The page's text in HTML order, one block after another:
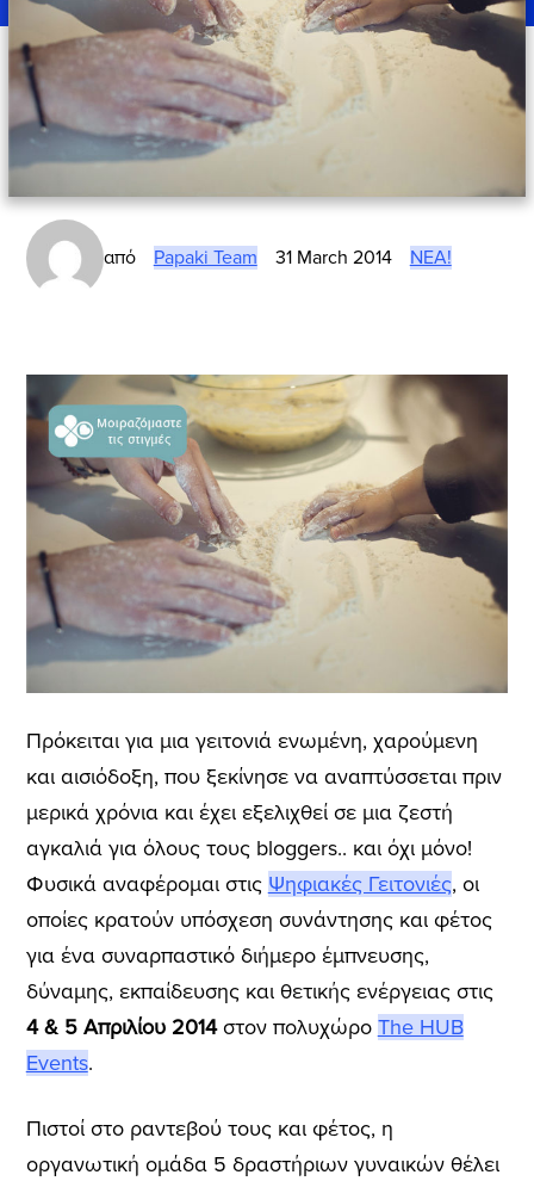
από Papaki Team 31 March 2014 ΝΈΑ!
Πρόκειται για μια γειτονιά ενωμένη, χαρούμενη
και αισιόδοξη, που ξεκίνησε να αναπτύσσεται πριν
μερικά χρόνια και έχει εξελιχθεί σε μια ζεστή
αγκαλιά για όλους τους bloggers.. και όχι μόνο!
Φυσικά αναφέρομαι στις Ψηφιακές Γειτονιές, οι
οποίες κρατούν υπόσχεση συνάντησης και φέτος
για ένα συναρπαστικό διήμερο έμπνευσης,
δύναμης, εκπαίδευσης και θετικής ενέργειας στις
4 & 5 Απριλίου 2014στον πολυχώρο The HUB
Events.
Πιστοί στο ραντεβού τους και φέτος, η
οργανωτική ομάδα 5 δραστήριων γυναικών θέλει